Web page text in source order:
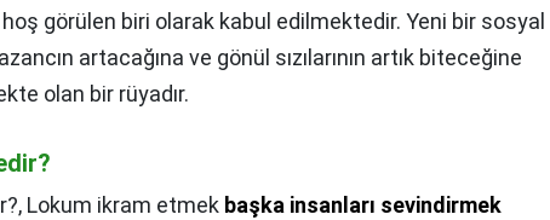
görülen biri olarak kabul edilmektedir. Yeni bir sosyal
artacağına ve gönül sızılarının artık biteceğine
olan bir rüyadır.
Lokum ikram etmek başka insanları sevindirmek